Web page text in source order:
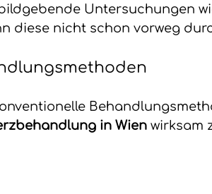
Untersuchungen
diese nicht schon vorweg
in Wien wirksam